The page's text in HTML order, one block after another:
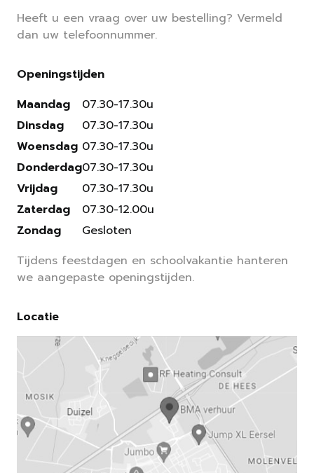
Heeft u een vraag over uw bestelling? Vermeld
dan uw telefoonnummer.
Openingstijden
Maandag
Dinsdag
Woensdag
Donderdag
Vrijdag
Zaterdag
Zondag
07.30-17.30u
07.30-17.30u
07.30-17.30u
07.30-17.30u
07.30-17.30u
07.30-12.00u
Gesloten
Tijdens feestdagen en schoolvakantie hanteren
we aangepaste openingstijden.
Locatie